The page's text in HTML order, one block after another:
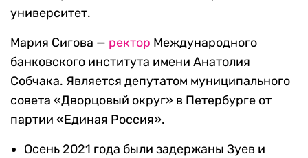
университет.
Мария Сигова — ректор Международного
банковского института имени Анатолия
Собчака. Является депутатом муниципального
совета «Дворцовый округ» в Петербурге от
партии «Единая Россия».
Осень 2021 года были задержаны Зуев и